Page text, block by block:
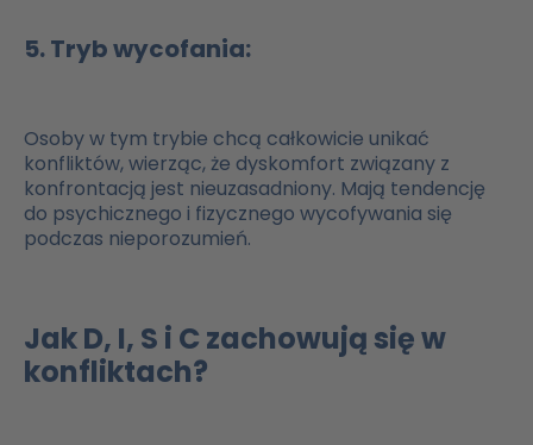
5. Tryb wycofania:
Osoby w tym trybie chcą całkowicie unikać
konfliktów, wierząc, że dyskomfort związany z
konfrontacją jest nieuzasadniony. Mają tendencję
do psychicznego i fizycznego wycofywania się
podczas nieporozumień.
Jak D, I, S i C zachowują się w
konfliktach?